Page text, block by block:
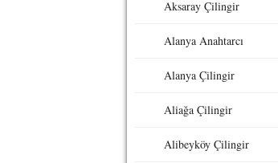
Aksaray Çilingir
Alanya Anahtarcı
Alanya Çilingir
Aliağa Çilingir
Alibeyköy Çilingir